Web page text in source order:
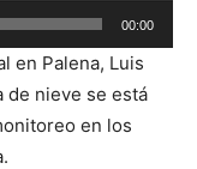
00:00
en Palena, Luis
de nieve se está
en los